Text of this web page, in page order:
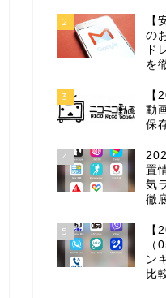
2
【
の
ド
を
3
【
動
保
4
置
気
徹
5
【
（
ン
比